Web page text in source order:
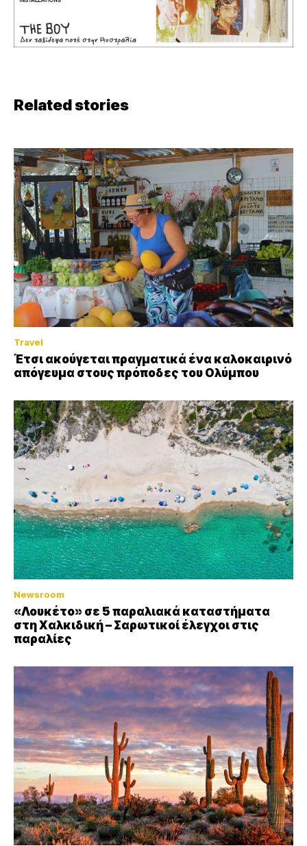
Related stories
Travel
Έτσι ακούγεται πραγματικά ένα καλοκαιρινό
απόγευμα στους πρόποδες του Ολύμπου
Newsroom
«Λουκέτο» σε 5 παραλιακά καταστήματα
στη Χαλκιδική – Σαρωτικοί έλεγχοι στις
παραλίες